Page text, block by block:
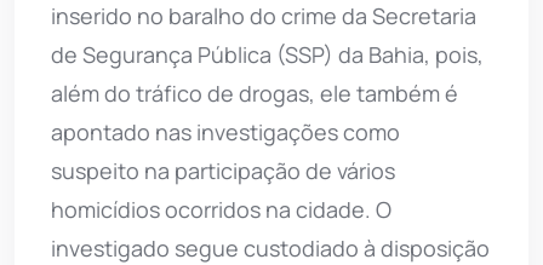
inserido no baralho do crime da Secretaria
de Segurança Pública (SSP) da Bahia, pois,
além do tráfico de drogas, ele também é
apontado nas investigações como
suspeito na participação de vários
homicídios ocorridos na cidade. O
investigado segue custodiado à disposição